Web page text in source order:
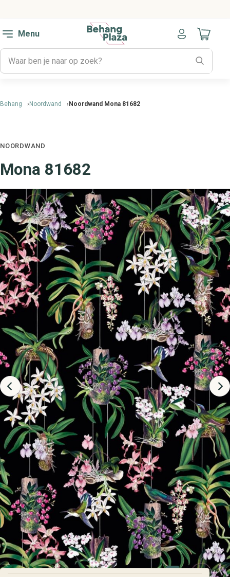
Menu
Naar
Behang Noordwand Noordwand Mona 81682
NOORDWAND
Mona 81682